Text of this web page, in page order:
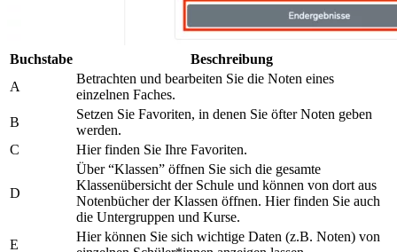
Buchstabe
Beschreibung
A
Betrachten und bearbeiten Sie die Noten eines
einzelnen Faches.
B
Setzen Sie Favoriten, in denen Sie öfter Noten geben
werden.
C
Hier finden Sie Ihre Favoriten.
D
Über “Klassen” öffnen Sie sich die gesamte
Klassenübersicht der Schule und können von dort aus
Notenbücher der Klassen öffnen. Hier finden Sie auch
die Untergruppen und Kurse.
E
Hier können Sie sich wichtige Daten (z.B. Noten) von